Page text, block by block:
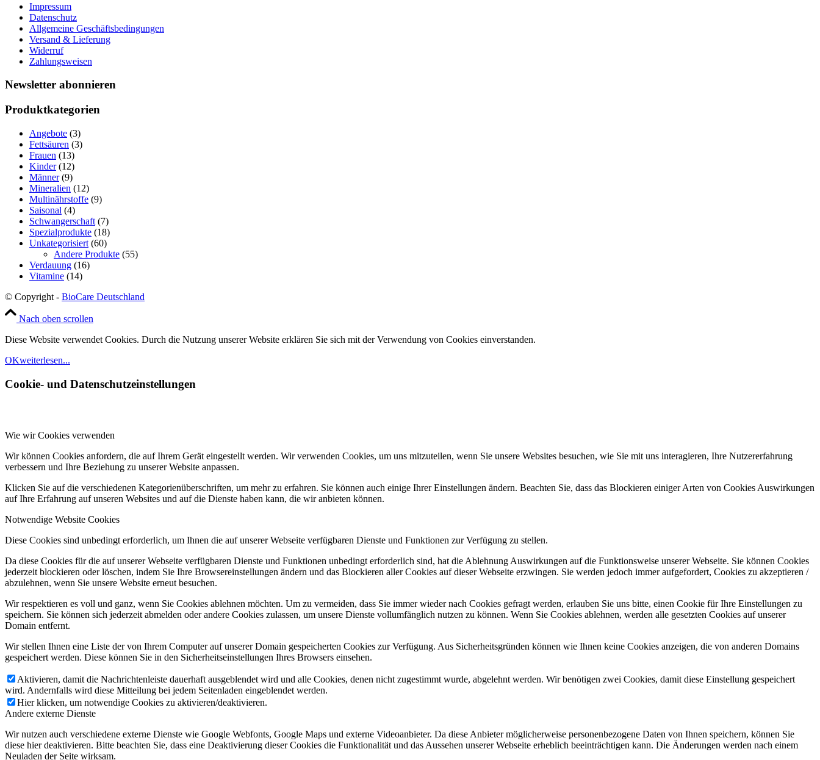
Impressum
Datenschutz
Allgemeine Geschäftsbedingungen
Versand & Lieferung
Widerruf
Zahlungsweisen
Newsletter abonnieren
Produktkategorien
Angebote (3)
Fettsäuren (3)
Frauen (13)
Kinder (12)
Männer (9)
Mineralien (12)
Multinährstoffe (9)
Saisonal (4)
Schwangerschaft (7)
Spezialprodukte (18)
Unkategorisiert (60)
Andere Produkte (55)
Verdauung (16)
Vitamine (14)
© Copyright - BioCare Deutschland
Nach oben scrollen
Diese Website verwendet Cookies. Durch die Nutzung unserer Website erklären Sie sich mit der Verwendung von Cookies einverstanden.
OKweiterlesen...
Cookie- und Datenschutzeinstellungen
Wie wir Cookies verwenden
Wir können Cookies anfordern, die auf Ihrem Gerät eingestellt werden. Wir verwenden Cookies, um uns mitzuteilen, wenn Sie unsere Websites besuchen, wie Sie mit uns interagieren, Ihre Nutzererfahrung
verbessern und Ihre Beziehung zu unserer Website anpassen.
Klicken Sie auf die verschiedenen Kategorienüberschriften, um mehr zu erfahren. Sie können auch einige Ihrer Einstellungen ändern. Beachten Sie, dass das Blockieren einiger Arten von Cookies Auswirkungen
auf Ihre Erfahrung auf unseren Websites und auf die Dienste haben kann, die wir anbieten können.
Notwendige Website Cookies
Diese Cookies sind unbedingt erforderlich, um Ihnen die auf unserer Webseite verfügbaren Dienste und Funktionen zur Verfügung zu stellen.
Da diese Cookies für die auf unserer Webseite verfügbaren Dienste und Funktionen unbedingt erforderlich sind, hat die Ablehnung Auswirkungen auf die Funktionsweise unserer Webseite. Sie können Cookies
jederzeit blockieren oder löschen, indem Sie Ihre Browsereinstellungen ändern und das Blockieren aller Cookies auf dieser Webseite erzwingen. Sie werden jedoch immer aufgefordert, Cookies zu akzeptieren /
abzulehnen, wenn Sie unsere Website erneut besuchen.
Wir respektieren es voll und ganz, wenn Sie Cookies ablehnen möchten. Um zu vermeiden, dass Sie immer wieder nach Cookies gefragt werden, erlauben Sie uns bitte, einen Cookie für Ihre Einstellungen zu
speichern. Sie können sich jederzeit abmelden oder andere Cookies zulassen, um unsere Dienste vollumfänglich nutzen zu können. Wenn Sie Cookies ablehnen, werden alle gesetzten Cookies auf unserer
Domain entfernt.
Wir stellen Ihnen eine Liste der von Ihrem Computer auf unserer Domain gespeicherten Cookies zur Verfügung. Aus Sicherheitsgründen können wie Ihnen keine Cookies anzeigen, die von anderen Domains
gespeichert werden. Diese können Sie in den Sicherheitseinstellungen Ihres Browsers einsehen.
Aktivieren, damit die Nachrichtenleiste dauerhaft ausgeblendet wird und alle Cookies, denen nicht zugestimmt wurde, abgelehnt werden. Wir benötigen zwei Cookies, damit diese Einstellung gespeichert
wird. Andernfalls wird diese Mitteilung bei jedem Seitenladen eingeblendet werden.
Hier klicken, um notwendige Cookies zu aktivieren/deaktivieren.
Andere externe Dienste
Wir nutzen auch verschiedene externe Dienste wie Google Webfonts, Google Maps und externe Videoanbieter. Da diese Anbieter möglicherweise personenbezogene Daten von Ihnen speichern, können Sie
diese hier deaktivieren. Bitte beachten Sie, dass eine Deaktivierung dieser Cookies die Funktionalität und das Aussehen unserer Webseite erheblich beeinträchtigen kann. Die Änderungen werden nach einem
Neuladen der Seite wirksam.